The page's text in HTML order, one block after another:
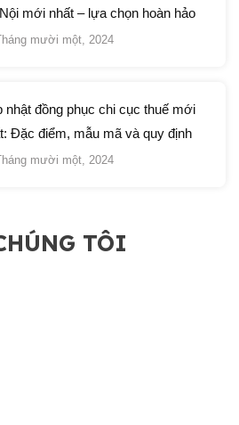
mới nhất – lựa chọn hoàn hảo
sinh viênmười một, 2024
nhật đồng phục chi cục thuế mới
Đặc điểm, mẫu mã và quy định
trọngmười một, 2024
TÔI